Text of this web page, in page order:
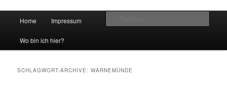
vidgames.de
Zum Inhalt wechseln
Zum sekundären Inhalt wechseln
Home Impressum
Wo bin ich hier?
SCHLAGWORT-ARCHIVE:WARNEMÜNDE